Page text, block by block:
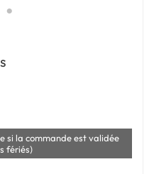
si la commande est validée
fériés)